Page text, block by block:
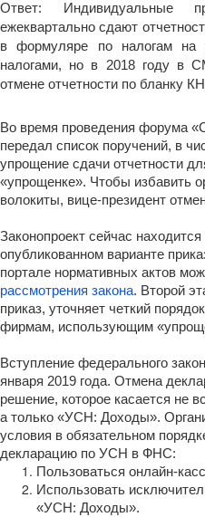
Ответ: Индивидуальные
ежеквартально сдают
в формуляре по налогам на
налогами, но в 2018 году в
отмене отчетности по бланку
Во время проведения форума
передал список поручений, в
упрощение сдачи отчетности
«упрощенке». Чтобы избавить
волокиты, вице-президент
Законопроект сейчас
опубликованном варианте
портале нормативных актов
рассмотрения закона. Второй
приказ, уточняет четкий
фирмам, использующим
Вступление федерального
января 2019 года. Отмена
решение, которое касается не
а только «УСН: Доходы».
условия в обязательном
декларацию по УСН в ФНС:
Пользоваться онлайн-
Использовать
«УСН: Доходы».